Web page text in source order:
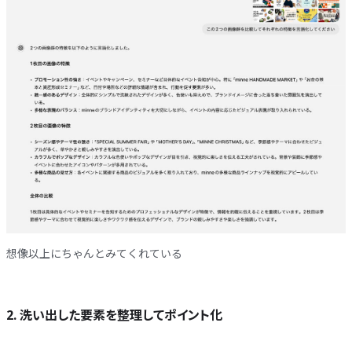
想像以上にちゃんとみてくれている
2. 洗い出した要素を整理してポイント化